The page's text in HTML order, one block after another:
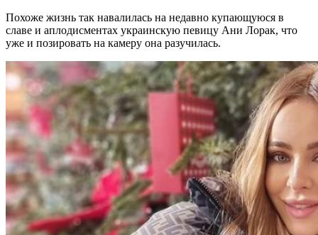
Похоже жизнь так навалилась на недавно купающуюся в
славе и аплодисментах украинскую певицу Ани Лорак, что
уже и позировать на камеру она разучилась.